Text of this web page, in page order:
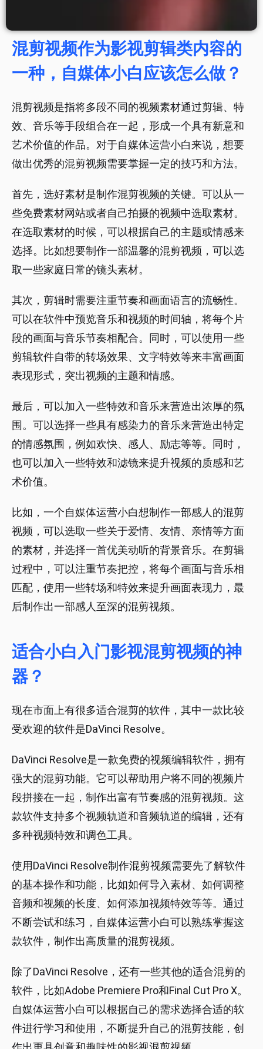
混剪视频作为影视剪辑类内容的
一种，自媒体小白应该怎么做？
混剪视频是指将多段不同的视频素材通过剪辑、特
效、音乐等手段组合在一起，形成一个具有新意和
艺术价值的作品。对于自媒体运营小白来说，想要
做出优秀的混剪视频需要掌握一定的技巧和方法。
首先，选好素材是制作混剪视频的关键。可以从一
些免费素材网站或者自己拍摄的视频中选取素材。
在选取素材的时候，可以根据自己的主题或情感来
选择。比如想要制作一部温馨的混剪视频，可以选
取一些家庭日常的镜头素材。
其次，剪辑时需要注重节奏和画面语言的流畅性。
可以在软件中预览音乐和视频的时间轴，将每个片
段的画面与音乐节奏相配合。同时，可以使用一些
剪辑软件自带的转场效果、文字特效等来丰富画面
表现形式，突出视频的主题和情感。
最后，可以加入一些特效和音乐来营造出浓厚的氛
围。可以选择一些具有感染力的音乐来营造出特定
的情感氛围，例如欢快、感人、励志等等。同时，
也可以加入一些特效和滤镜来提升视频的质感和艺
术价值。
比如，一个自媒体运营小白想制作一部感人的混剪
视频，可以选取一些关于爱情、友情、亲情等方面
的素材，并选择一首优美动听的背景音乐。在剪辑
过程中，可以注重节奏把控，将每个画面与音乐相
匹配，使用一些转场和特效来提升画面表现力，最
后制作出一部感人至深的混剪视频。
适合小白入门影视混剪视频的神
器？
现在市面上有很多适合混剪的软件，其中一款比较
受欢迎的软件是DaVinci Resolve。
DaVinci Resolve是一款免费的视频编辑软件，拥有
强大的混剪功能。它可以帮助用户将不同的视频片
段拼接在一起，制作出富有节奏感的混剪视频。这
款软件支持多个视频轨道和音频轨道的编辑，还有
多种视频特效和调色工具。
使用DaVinci Resolve制作混剪视频需要先了解软件
的基本操作和功能，比如如何导入素材、如何调整
音频和视频的长度、如何添加视频特效等等。通过
不断尝试和练习，自媒体运营小白可以熟练掌握这
款软件，制作出高质量的混剪视频。
除了DaVinci Resolve，还有一些其他的适合混剪的
软件，比如Adobe Premiere Pro和Final Cut Pro X。
自媒体运营小白可以根据自己的需求选择合适的软
件进行学习和使用，不断提升自己的混剪技能，创